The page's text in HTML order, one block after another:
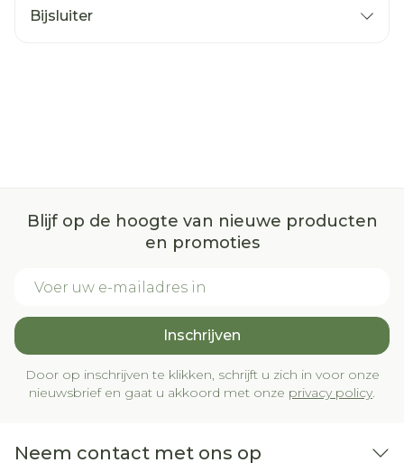
Bijsluiter
Blijf op de hoogte van nieuwe producten
en promoties
Inschrijven
Door op inschrijven te klikken, schrijft u zich in voor onze
nieuwsbrief en gaat u akkoord met onze privacy policy.
Neem contact met ons op